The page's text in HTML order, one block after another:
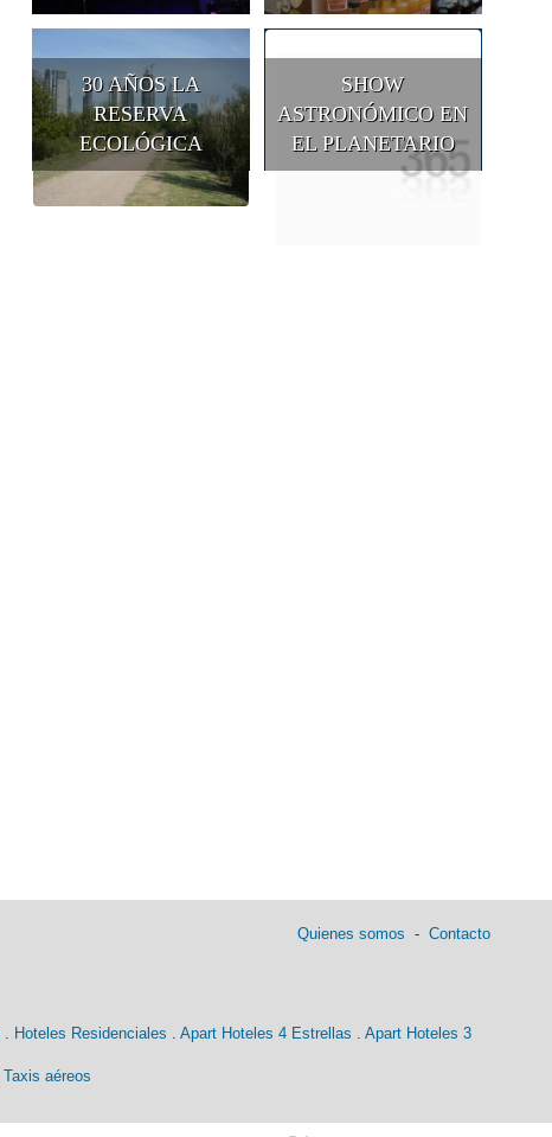
30 AÑOS LA
RESERVA
ECOLÓGICA
SHOW
ASTRONÓMICO EN
EL PLANETARIO
Quienes somos - Contacto
. Hoteles Residenciales . Apart Hoteles 4 Estrellas . Apart Hoteles 3
Taxis aéreos